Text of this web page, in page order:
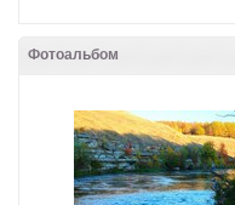
Фотоальбом